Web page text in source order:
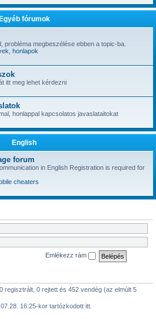
fórumok
probléma megbeszélése ebben a topic-ba.
honlapok
itt meg lehet kérdezni
honlappal kapcsolatos javaslataitokat
English
forum
in English Registration is required for
cheaters
Emlékezz rám
regisztrált, 0 rejtett és 452 vendég (az elmúlt 5
16:25-kor tartózkodott itt.